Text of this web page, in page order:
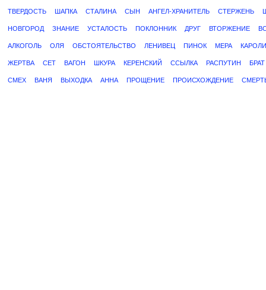
ТВЕРДОСТЬ ШАПКА СТАЛИНА СЫН АНГЕЛ-ХРАНИТЕЛЬ СТЕРЖЕНЬ
НОВГОРОД ЗНАНИЕ УСТАЛОСТЬ ПОКЛОННИК ДРУГ ВТОРЖЕНИЕ
АЛКОГОЛЬ ОЛЯ ОБСТОЯТЕЛЬСТВО ЛЕНИВЕЦ ПИНОК МЕРА
ЖЕРТВА СЕТ ВАГОН ШКУРА КЕРЕНСКИЙ ССЫЛКА РАСПУТИН БРАТ
СМЕХ ВАНЯ ВЫХОДКА АННА ПРОЩЕНИЕ ПРОИСХОЖДЕНИЕ